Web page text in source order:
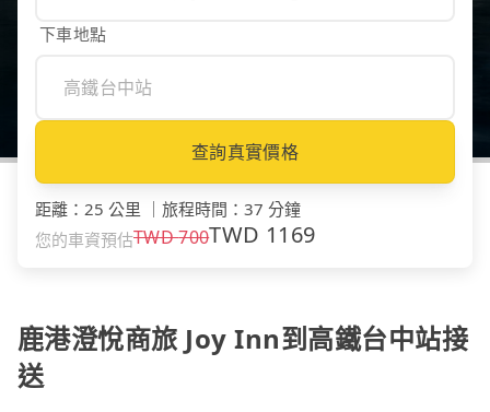
下車地點
查詢真實價格
距離 ： 25 公里 旅程時間 ： 37 分鐘
您的車資預估TWD700TWD 1169
鹿港澄悅商旅 Joy Inn到高鐵台中站接
送